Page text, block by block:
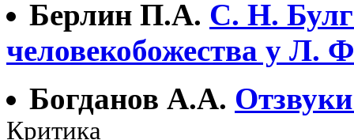
Берлин П.А. С. Н.
человекобожества у Л.
Богданов А.А.
Критика